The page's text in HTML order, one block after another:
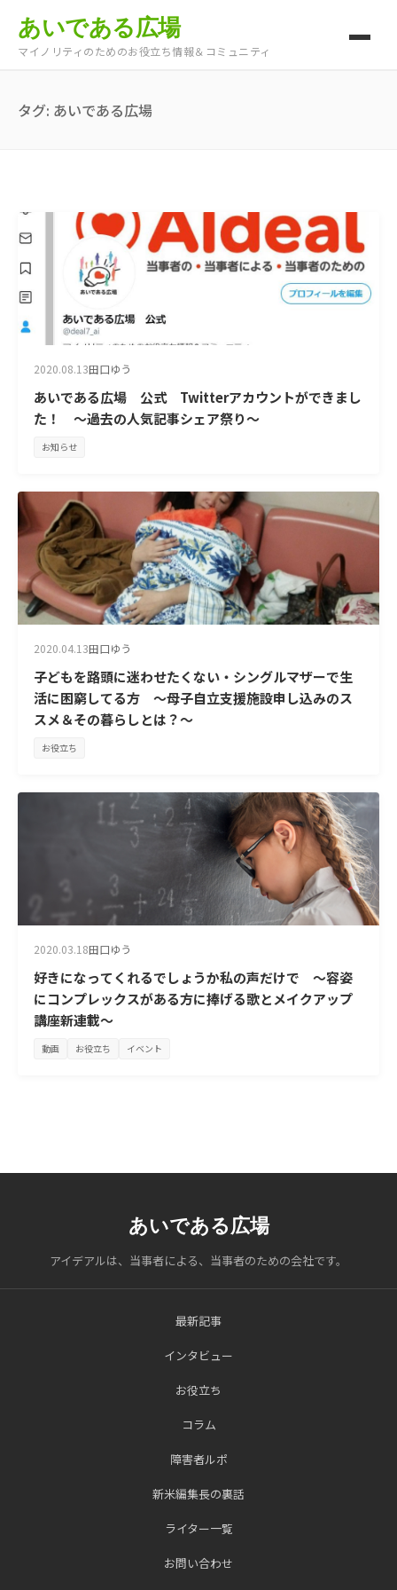
あいである広場
マイノリティのためのお役立ち情報＆コミュニティ
タグ: あいである広場
2020.08.13田口ゆう
あいである広場 公式 Twitterアカウントができまし
た！ ～過去の人気記事シェア祭り～
お知らせ
2020.04.13田口ゆう
子どもを路頭に迷わせたくない・シングルマザーで生
活に困窮してる方 ～母子自立支援施設申し込みのス
スメ＆その暮らしとは？～
お役立ち
2020.03.18田口ゆう
好きになってくれるでしょうか私の声だけで ～容姿
にコンプレックスがある方に捧げる歌とメイクアップ
講座新連載～
動画 お役立ち イベント
あいである広場
アイデアルは、当事者による、当事者のための会社です。
最新記事
インタビュー
お役立ち
コラム
障害者ルポ
新米編集長の裏話
ライター一覧
お問い合わせ